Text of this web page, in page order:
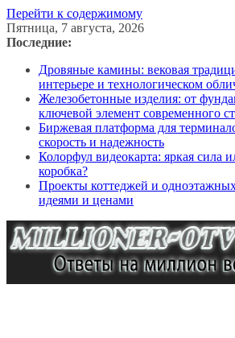
Перейти к содержимому
Пятница, 7 августа, 2026
Последние:
Дровяные камины: вековая
интерьере и технологическом
Железобетонные изделия: от
ключевой элемент современного
Биржевая платформа для
скорость и надежность
Колорфул видеокарта: яркая сила
коробка?
Проекты коттеджей и
идеями и ценами